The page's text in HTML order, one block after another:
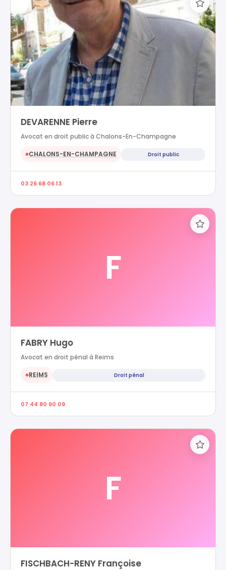
DEVARENNE Pierre
Avocat en droit public à Chalons-En-Champagne
●CHALONS-EN-CHAMPAGNE Droit public
03 26 68 06 13
F
FABRY Hugo
Avocat en droit pénal à Reims
●REIMS Droit pénal
07 44 80 90 09
F
FISCHBACH-RENY Françoise